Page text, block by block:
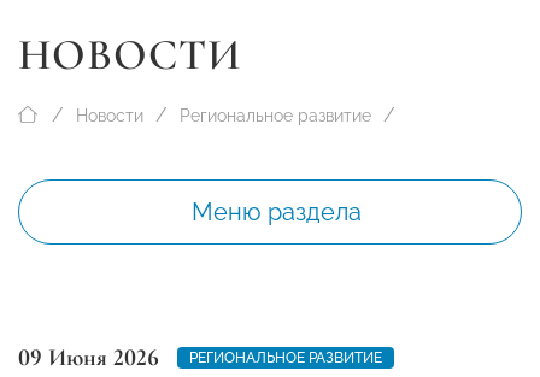
НОВОСТИ
Новости Региональное развитие
Меню раздела
09 Июня 2026
РЕГИОНАЛЬНОЕ РАЗВИТИЕ